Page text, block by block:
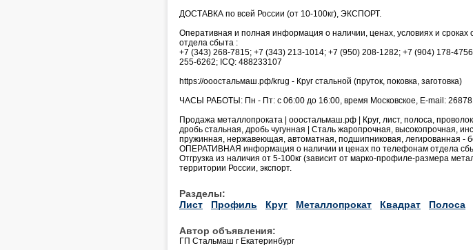
ДОСТАВКА по всей России (от 10-100кг), ЭКСПОРТ.
Оперативная и полная информация о наличии, ценах, условиях и сроках
отдела сбыта :
+7 (343) 268-7815; +7 (343) 213-1014; +7 (950) 208-1282; +7 (904) 178-
255-6262; ICQ: 488233107
https://ооостальмаш.рф/krug - Круг стальной (пруток, поковка, заготовка)
ЧАСЫ РАБОТЫ: Пн - Пт: с 06:00 до 16:00, время Московское, E-mail:
Продажа металлопроката | ооостальмаш.рф | Круг, лист, полоса,
дробь стальная, дробь чугунная | Сталь жаропрочная, высокопрочная,
пружинная, нержавеющая, автоматная, подшипниковая, легированная -
ОПЕРАТИВНАЯ информация о наличии и ценах по телефонам отдела
Отгрузка из наличия от 5-100кг (зависит от марко-профиле-размера
территории России, экспорт.
Разделы:
Лист
Профиль Круг Металлопрокат Квадрат Полоса
Автор объявления:
ГП Стальмаш г Екатеринбург